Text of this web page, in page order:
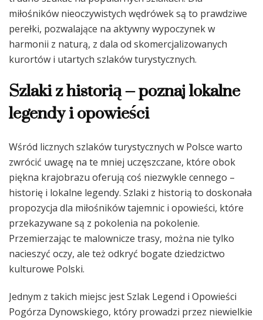
miłośników nieoczywistych wędrówek są to prawdziwe
perełki, pozwalające na aktywny wypoczynek w
harmonii z naturą, z dala od skomercjalizowanych
kurortów i utartych szlaków turystycznych.
Szlaki z historią – poznaj lokalne
legendy i opowieści
Wśród licznych szlaków turystycznych w Polsce warto
zwrócić uwagę na te mniej uczęszczane, które obok
piękna krajobrazu oferują coś niezwykle cennego –
historię i lokalne legendy. Szlaki z historią to doskonała
propozycja dla miłośników tajemnic i opowieści, które
przekazywane są z pokolenia na pokolenie.
Przemierzając te malownicze trasy, można nie tylko
nacieszyć oczy, ale też odkryć bogate dziedzictwo
kulturowe Polski.
Jednym z takich miejsc jest Szlak Legend i Opowieści
Pogórza Dynowskiego, który prowadzi przez niewielkie